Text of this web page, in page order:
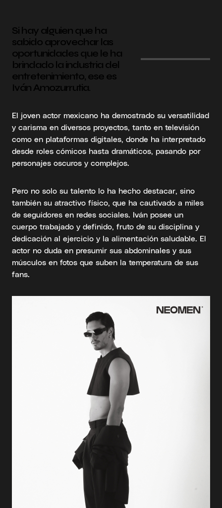
Si hay alguien que ha
sabido aprovechar las
oportunidades que le ha
brindado la industria del
entretenimiento, ese es
Iván Amozurrutia.
El joven actor mexicano ha demostrado su versatilidad
y carisma en diversos proyectos, tanto en televisión
como en plataformas digitales, donde ha interpretado
desde roles cómicos hasta dramáticos, pasando por
personajes oscuros y complejos.
Pero no solo su talento lo ha hecho destacar, sino
también su atractivo físico, que ha cautivado a miles
de seguidores en redes sociales. Iván posee un
cuerpo trabajado y definido, fruto de su disciplina y
dedicación al ejercicio y la alimentación saludable. El
actor no duda en presumir sus abdominales y sus
músculos en fotos que suben la temperatura de sus
fans.